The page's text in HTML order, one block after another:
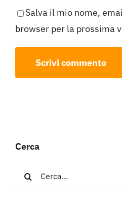
Salva il mio nome,
browser per la prossima
Cerca
Cerca
per: